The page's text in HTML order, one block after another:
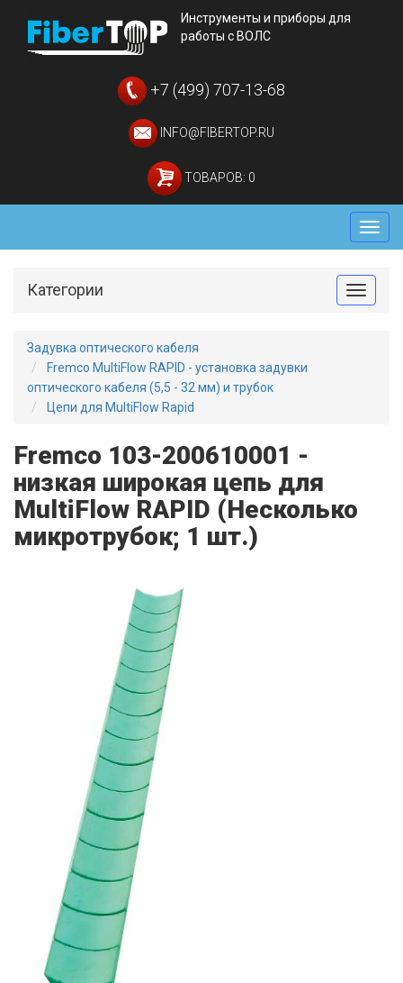
Инструменты и приборы для
работы с ВОЛС
+7 (499) 707-13-68
INFO@FIBERTOP.RU
ТОВАРОВ: 0
Меню
Toggle
Категории
Задувка оптического кабеля
Fremco MultiFlow RAPID - установка задувки
оптического кабеля (5,5 - 32 мм) и трубок
Цепи для MultiFlow Rapid
Fremco 103-200610001 -
низкая широкая цепь для
MultiFlow RAPID (Несколько
микротрубок; 1 шт.)